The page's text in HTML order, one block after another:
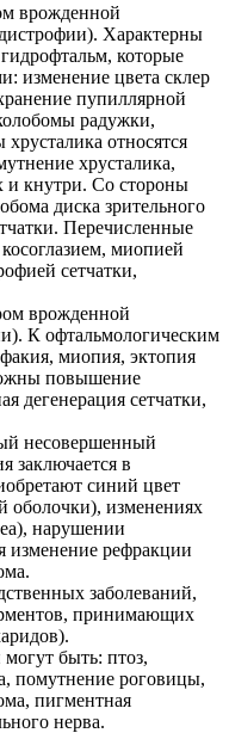
врожденной
Характерны
которые
изменение цвета склер
пупиллярной
радужки,
относятся
хрусталика,
и кнутри. Со стороны
диска зрительного
Перечисленные
миопией
сетчатки,
врожденной
К офтальмологическим
миопия, эктопия
повышение
дегенерация сетчатки,
несовершенный
заключается в
синий цвет
оболочки), изменениях
нарушении
изменение рефракции
заболеваний,
принимающих
быть: птоз,
помутнение роговицы,
пигментная
нерва.